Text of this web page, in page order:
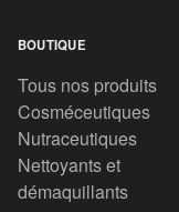
BOUTIQUE
Tous nos produits
Cosméceutiques
Nutraceutiques
Nettoyants et
démaquillants